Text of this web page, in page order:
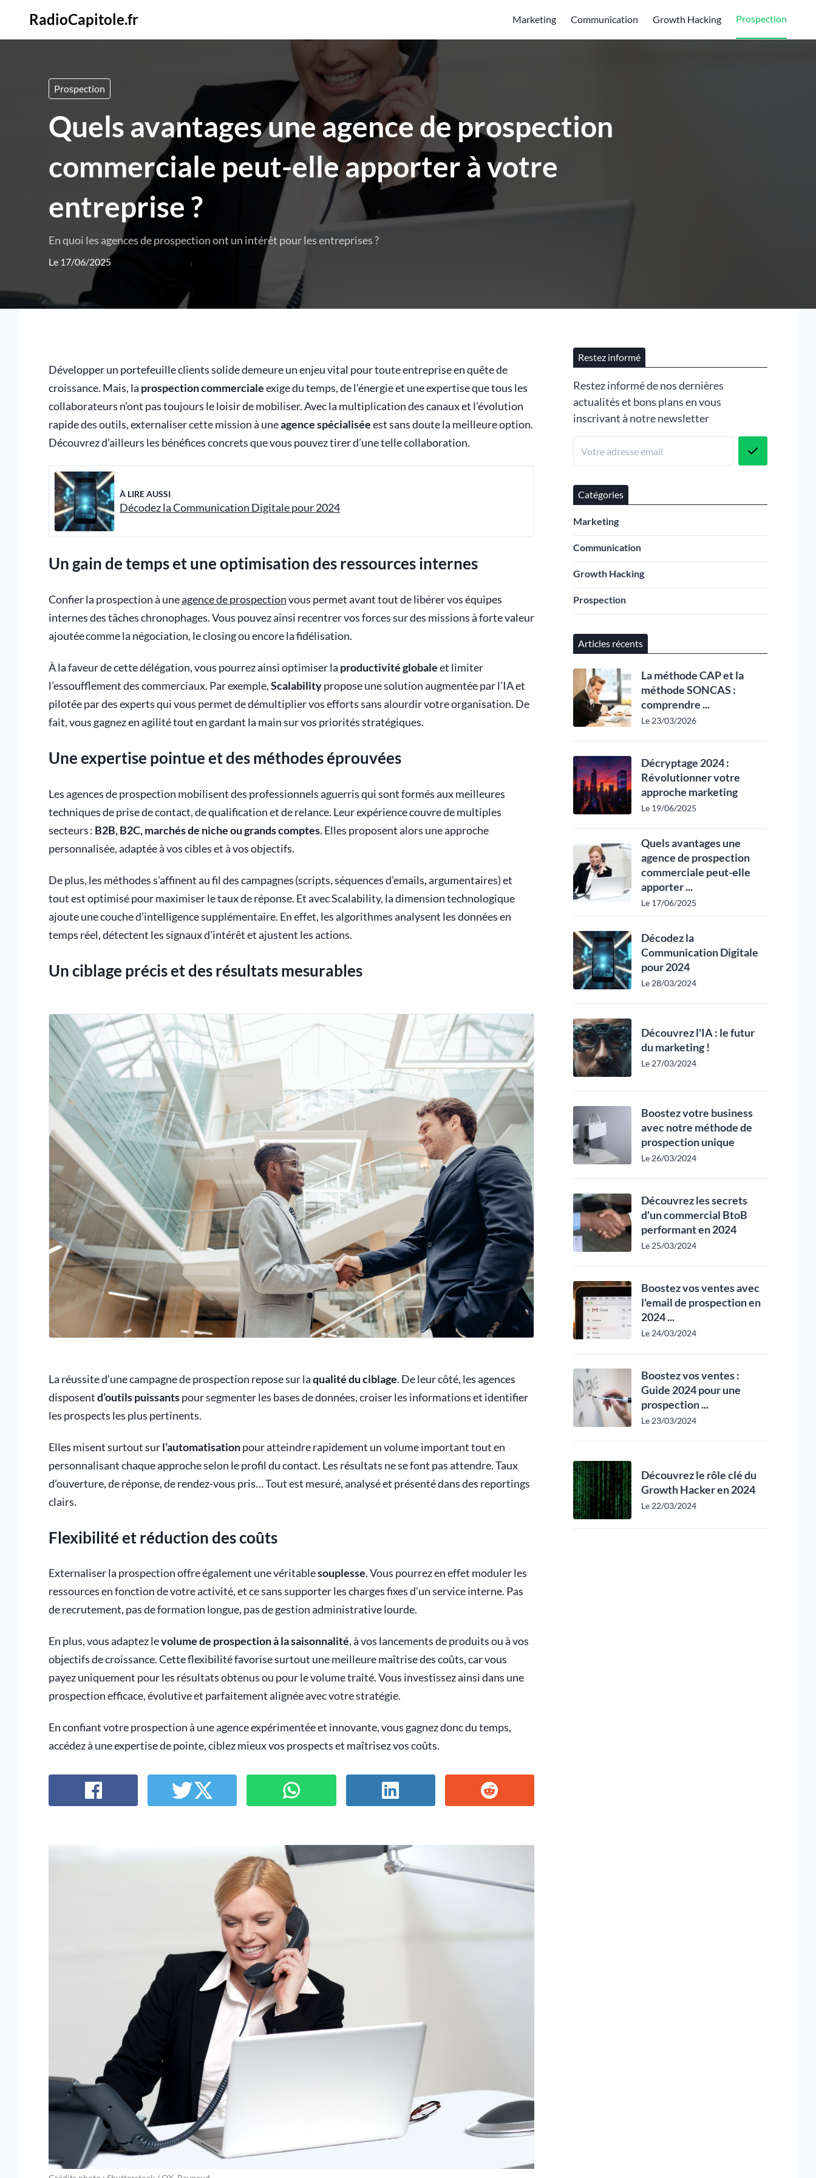
RadioCapitole.fr Marketing Communication Growth Hacking Prospection
Prospection
Quels avantages une agence de prospection
commerciale peut-elle apporter à votre
entreprise ?
En quoi les agences de prospection ont un intérêt pour les entreprises ?
Le 17/06/2025
Développer un portefeuille clients solide demeure un enjeu vital pour toute entreprise en quête de
croissance. Mais, la prospection commercialeexige du temps, de l’énergie et une expertise que tous les
collaborateurs n’ont pas toujours le loisir de mobiliser. Avec la multiplication des canaux et l’évolution
rapide des outils, externaliser cette mission à uneagencespécialiséeest sans doute la meilleure option.
Découvrez d’ailleurs les bénéfices concrets que vous pouvez tirer d’une telle collaboration.
À LIRE AUSSI
Décodez la Communication Digitale pour 2024
Un gain de temps et une optimisation des ressources internes
Confier la prospection à uneagence de prospectionvous permet avant tout de libérer vos équipes
internes des tâches chronophages. Vous pouvez ainsi recentrer vos forces sur des missions à forte valeur
ajoutée comme la négociation, le closing ou encore la fidélisation.
À la faveur de cette délégation, vous pourrez ainsi optimiser la productivité globaleet limiter
l’essoufflement des commerciaux. Par exemple,Scalabilitypropose une solution augmentée par l’IA et
pilotée par des experts qui vous permet de démultiplier vos efforts sans alourdir votre organisation. De
fait, vous gagnez en agilité tout en gardant la main sur vos priorités stratégiques.
Une expertise pointue et des méthodes éprouvées
Les agences de prospection mobilisent des professionnels aguerris qui sont formés aux meilleures
techniques de prise de contact, de qualification et de relance. Leur expérience couvre de multiples
secteurs : B2B, B2C, marchés de niche ou grands comptes. Elles proposent alors une approche
personnalisée, adaptée à vos cibles et à vos objectifs.
De plus, les méthodes s’affinent au fil des campagnes (scripts, séquences d’emails, argumentaires) et
tout est optimisé pour maximiser le taux de réponse. Et avec Scalability, la dimension technologique
ajoute une couche d’intelligence supplémentaire. En effet, les algorithmes analysent les données en
temps réel, détectent les signaux d’intérêt et ajustent les actions.
Un ciblage précis et des résultats mesurables
La réussite d’une campagne de prospection repose sur laqualité du ciblage. De leur côté, les agences
disposentd’outils puissantspour segmenter les bases de données, croiser les informations et identifier
les prospects les plus pertinents.
Elles misent surtout surl’automatisationpour atteindre rapidement un volume important tout en
personnalisant chaque approche selon le profil du contact. Les résultats ne se font pas attendre. Taux
d’ouverture, de réponse, de rendez-vous pris… Tout est mesuré, analysé et présenté dans des reportings
clairs.
Flexibilité et réduction des coûts
Externaliser la prospection offre également une véritablesouplesse. Vous pourrez en effet moduler les
ressources en fonction de votre activité, et ce sans supporter les charges fixes d’un service interne. Pas
de recrutement, pas de formation longue, pas de gestion administrative lourde.
En plus, vous adaptez levolume de prospection à la saisonnalité, à vos lancements de produits ou à vos
objectifs de croissance. Cette flexibilité favorise surtout une meilleure maîtrise des coûts, car vous
payez uniquement pour les résultats obtenus ou pour le volume traité. Vous investissez ainsi dans une
prospection efficace, évolutive et parfaitement alignée avec votre stratégie.
En confiant votre prospection à une agence expérimentée et innovante, vous gagnez donc du temps,
accédez à une expertise de pointe, ciblez mieux vos prospects et maîtrisez vos coûts.
Restez informé
Restez informé de nos dernières
actualités et bons plans en vous
inscrivant à notre newsletter
Catégories
Marketing
Communication
Growth Hacking
Prospection
Articles récents
La méthode CAP et la
méthode SONCAS :
comprendre ...
Le 23/03/2026
Décryptage 2024 :
Révolutionner votre
approche marketing
Le 19/06/2025
Quels avantages une
agence de prospection
commerciale peut-elle
apporter ...
Le 17/06/2025
Décodez la
Communication Digitale
pour 2024
Le 28/03/2024
Découvrez l'IA : le futur
du marketing !
Le 27/03/2024
Boostez votre business
avec notre méthode de
prospection unique
Le 26/03/2024
Découvrez les secrets
d'un commercial BtoB
performant en 2024
Le 25/03/2024
Boostez vos ventes avec
l'email de prospection en
2024 ...
Le 24/03/2024
Boostez vos ventes :
Guide 2024 pour une
prospection ...
Le 23/03/2024
Découvrez le rôle clé du
Growth Hacker en 2024
Le 22/03/2024